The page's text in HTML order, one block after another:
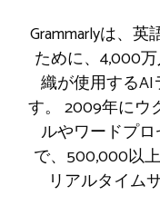
Grammarlyは、
ために、4,000
織が使用する
す。 2009年にウ
ルやワードプ
で、500,000以
リアルタイム